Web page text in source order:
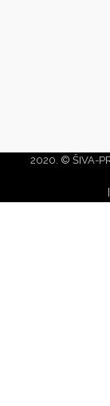
2020. © ŠIVA-